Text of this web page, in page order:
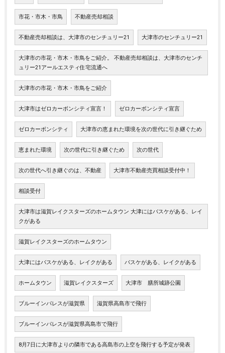
市花・市木・市鳥 不動産売却相談
不動産売却相談は、大津市のセンチュリー21 大津市のセンチュリー21
大津市の市花・市木・市鳥をご紹介。 不動産売却相談は、大津市のセンチ
ュリー21アールエスティ住宅流通へ
大津市の市花・市木・市鳥をご紹介
大津市はゼロカーボンシティ宣言！ ゼロカーボンシティ宣言
ゼロカーボンシティ 大津市の恵まれた環境を次の世代に引き継ぐため
恵まれた環境 次の世代に引き継ぐため 次の世代
次の世代へ引き継ぐのは、不動産 大津市不動産売買相談受付中！
相談受付
大津市は滋賀レイクスターズのホームタウン 大津にはバスケがある、レイ
クがある
滋賀レイクスターズのホームタウン
大津にはバスケがある、レイクがある バスケがある、レイクがある
ホームタウン 滋賀レイクスターズ 大津市 膳所城跡公園
ブルーインパレスが滋賀県 滋賀県高島市で飛行
ブルーインパレスが滋賀県高島市で飛行
8月7日に大津市よりの隣市である高島市の上空を飛行する予定が発表